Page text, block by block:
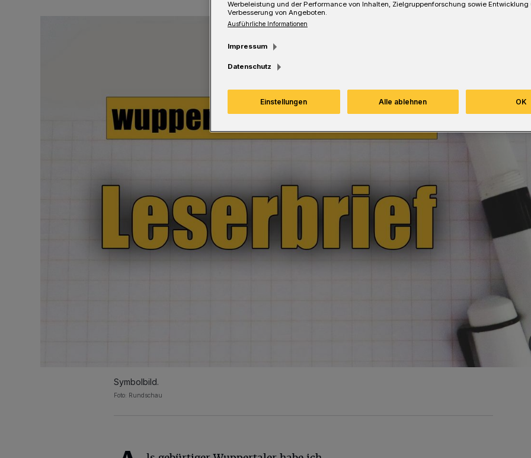
Symbolbild.
Foto: Rundschau
Werbeleistung und der Performance von Inhalten, Zielgruppenforschung sowie Entwicklung
Verbesserung von Angeboten.
Ausführliche Informationen
Impressum
Datenschutz
Einstellungen Alle ablehnen OK